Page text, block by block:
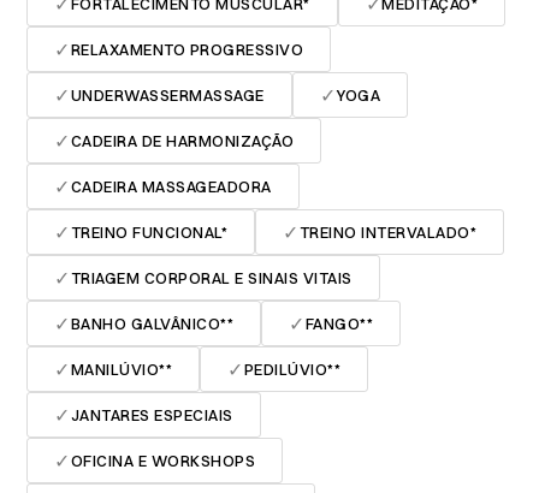
✓RELAXAMENTO PROGRESSIVO
✓UNDERWASSERMASSAGE ✓YOGA
✓CADEIRA DE HARMONIZAÇÃO
✓CADEIRA MASSAGEADORA
✓TREINO FUNCIONAL* ✓TREINO INTERVALADO*
✓TRIAGEM CORPORAL E SINAIS VITAIS
✓BANHO GALVÂNICO** ✓FANGO**
✓MANILÚVIO** ✓PEDILÚVIO**
✓JANTARES ESPECIAIS
✓OFICINA E WORKSHOPS